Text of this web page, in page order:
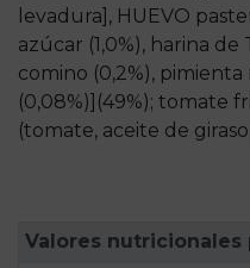
levadura], HUEVO
azúcar (1,0%), harina de
comino (0,2%), pimienta
(0,08%)](49%); tomate
(tomate, aceite de
Valores nutricionales